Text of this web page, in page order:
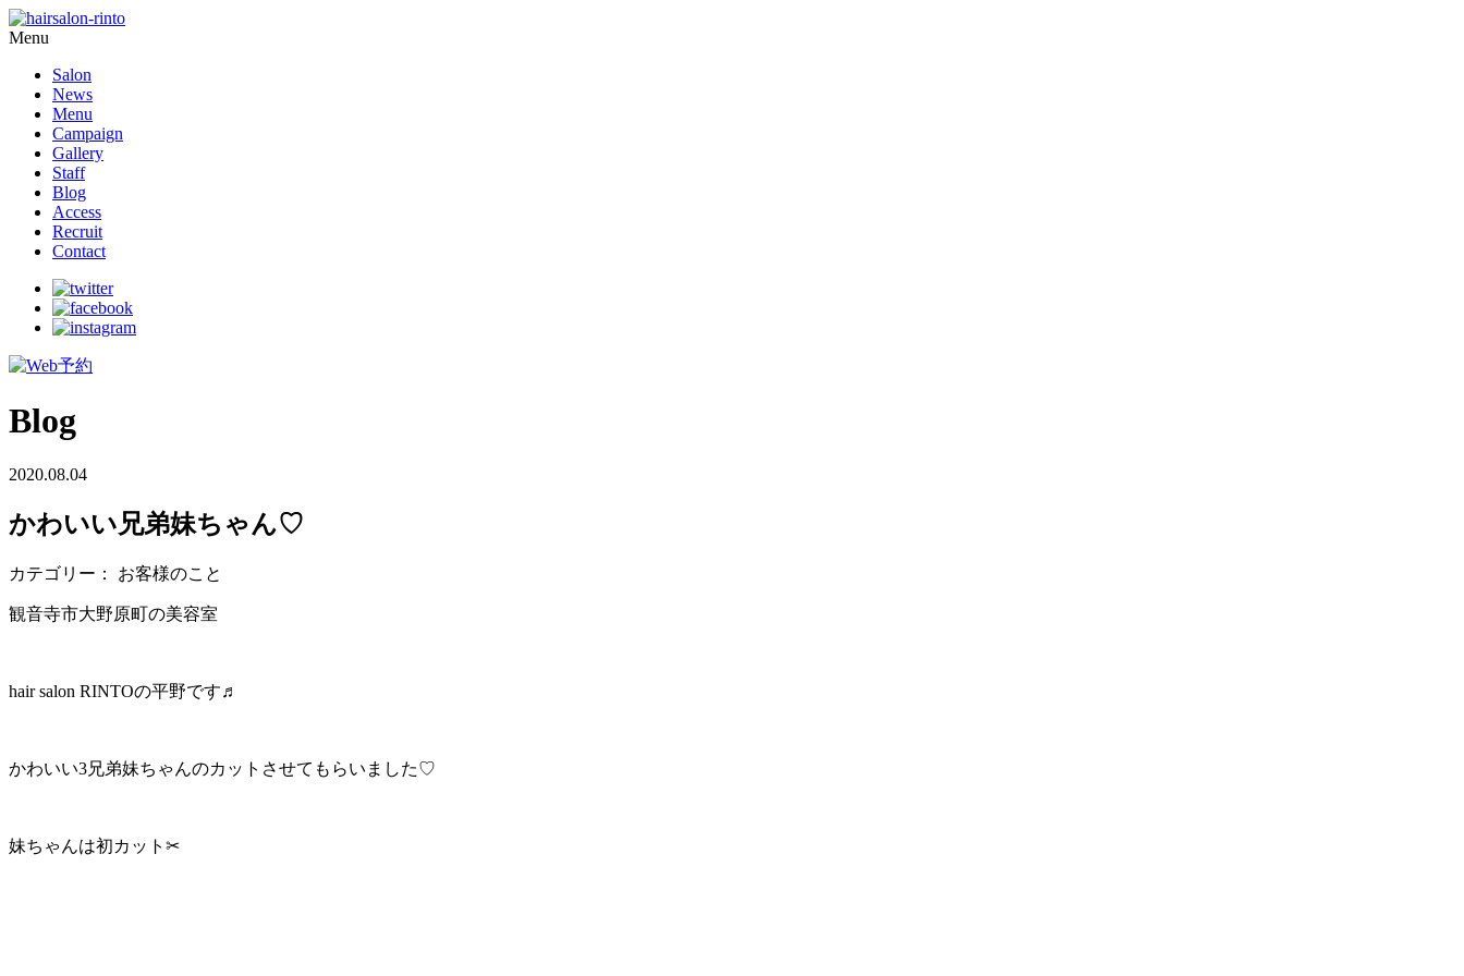
Menu
Salon
News
Menu
Campaign
Gallery
Staff
Blog
Access
Recruit
Contact
Blog
2020.08.04
かわいい兄弟妹ちゃん♡
カテゴリー： お客様のこと
観音寺市大野原町の美容室
hair salon RINTOの平野です♬
かわいい3兄弟妹ちゃんのカットさせてもらいました♡
妹ちゃんは初カット✂︎